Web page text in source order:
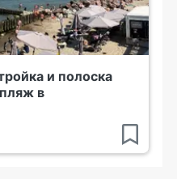
и полоска
в